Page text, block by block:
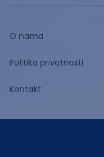
O nama
Politika privatnosti
Kontakt